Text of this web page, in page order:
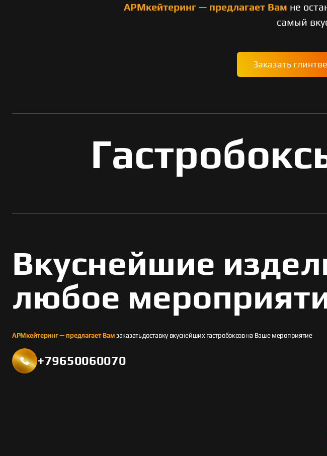
АРМкейтеринг — предлагает Вам не
самый
Заказать
Вкуснейшие
любое
АРМкейтеринг — предлагает Вам заказать доставку вкуснейших гастробоксов на Ваше мероприятие
+79650060070